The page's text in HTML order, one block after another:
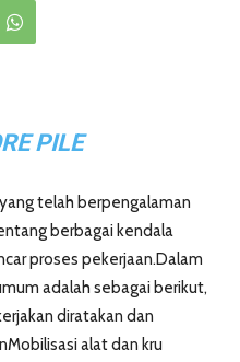
PILE
telah berpengalaman
berbagai kendala
proses pekerjaan.Dalam
adalah sebagai berikut,
diratakan dan
alat dan kru